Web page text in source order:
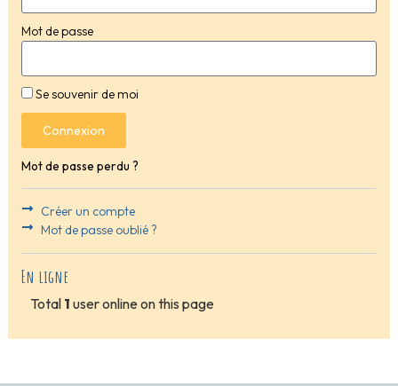
Mot de passe
Se souvenir de moi
Connexion
Mot de passe perdu ?
Créer un compte
Mot de passe oublié ?
En ligne
Total 1 user online on this page